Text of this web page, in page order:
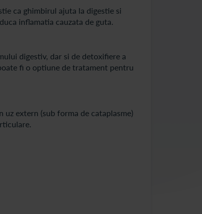
ca ghimbirul ajuta la digestie si
inflamatia cauzata de guta.
digestiv, dar si de detoxifiere a
fi o optiune de tratament pentru
uz extern (sub forma de cataplasme)